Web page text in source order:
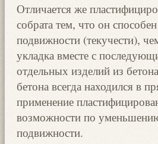
Отличается же
собрата тем, что он
подвижности (текучести),
укладка вместе с
отдельных изделий из
бетона всегда находился в
применение
возможности по
подвижности.